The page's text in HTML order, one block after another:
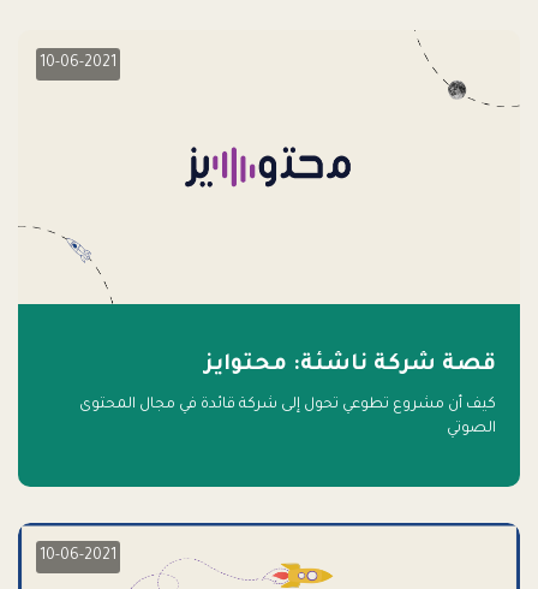
10-06-2021
قصة شركة ناشئة: محتوايز
كيف أن مشروع تطوعي تحول إلى شركة قائدة في مجال المحتوى
الصوتي
10-06-2021